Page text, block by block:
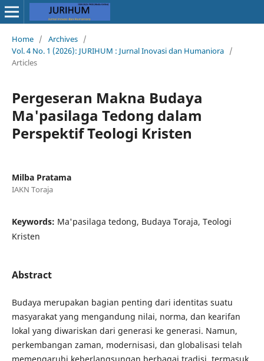
Home / Archives /
Vol. 4 No. 1 (2026): JURIHUM : Jurnal Inovasi dan Humaniora /
Articles
Pergeseran Makna Budaya
Ma'pasilaga Tedong dalam
Perspektif Teologi Kristen
Milba Pratama
IAKN Toraja
Keywords: Ma'pasilaga tedong, Budaya Toraja, Teologi
Kristen
Abstract
Budaya merupakan bagian penting dari identitas suatu
masyarakat yang mengandung nilai, norma, dan kearifan
lokal yang diwariskan dari generasi ke generasi. Namun,
perkembangan zaman, modernisasi, dan globalisasi telah